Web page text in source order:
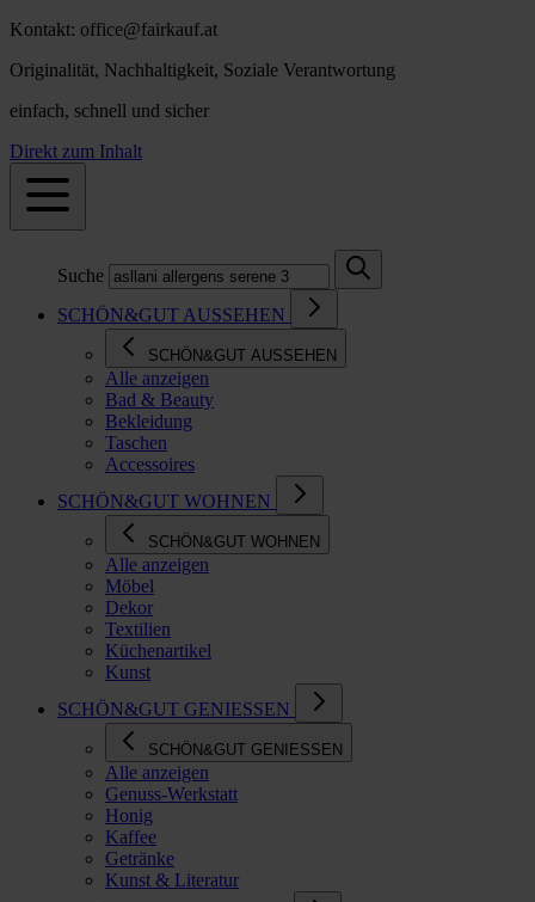
Kontakt: office@fairkauf.at
Originalität, Nachhaltigkeit, Soziale Verantwortung
einfach, schnell und sicher
Direkt zum Inhalt
Suche
SCHÖN&GUT AUSSEHEN
SCHÖN&GUT AUSSEHEN
Alle anzeigen
Bad & Beauty
Bekleidung
Taschen
Accessoires
SCHÖN&GUT WOHNEN
SCHÖN&GUT WOHNEN
Alle anzeigen
Möbel
Dekor
Textilien
Küchenartikel
Kunst
SCHÖN&GUT GENIESSEN
SCHÖN&GUT GENIESSEN
Alle anzeigen
Genuss-Werkstatt
Honig
Kaffee
Getränke
Kunst & Literatur